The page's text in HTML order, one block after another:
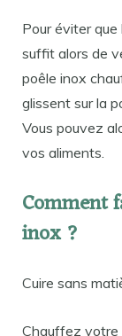
Pour éviter que
suffit alors de
poêle inox
glissent sur la
Vous pouvez
vos aliments.
Comment
inox ?
Cuire sans
Chauffez votre